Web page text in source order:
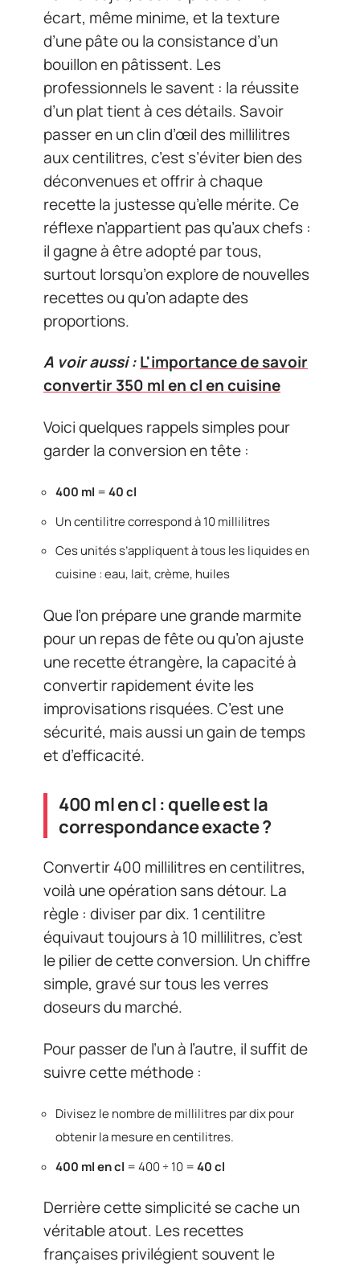
écart, même minime, et la texture
d’une pâte ou la consistance d’un
bouillon en pâtissent. Les
professionnels le savent : la réussite
d’un plat tient à ces détails. Savoir
passer en un clin d’œil des millilitres
aux centilitres, c’est s’éviter bien des
déconvenues et offrir à chaque
recette la justesse qu’elle mérite. Ce
réflexe n’appartient pas qu’aux chefs :
il gagne à être adopté par tous,
surtout lorsqu’on explore de nouvelles
recettes ou qu’on adapte des
proportions.
A voir aussi :L'importance de savoir
convertir 350 ml en cl en cuisine
Voici quelques rappels simples pour
garder la conversion en tête :
400 ml =40 cl
Un centilitre correspond à 10 millilitres
Ces unités s’appliquent à tous les liquides en
cuisine : eau, lait, crème, huiles
Que l’on prépare une grande marmite
pour un repas de fête ou qu’on ajuste
une recette étrangère, la capacité à
convertir rapidement évite les
improvisations risquées. C’est une
sécurité, mais aussi un gain de temps
et d’efficacité.
400 ml en cl : quelle est la
correspondance exacte ?
Convertir 400 millilitres en centilitres,
voilà une opération sans détour. La
règle : diviser par dix. 1 centilitre
équivaut toujours à 10 millilitres, c’est
le pilier de cette conversion. Un chiffre
simple, gravé sur tous les verres
doseurs du marché.
Pour passer de l’un à l’autre, il suffit de
suivre cette méthode :
Divisez le nombre de millilitres par dix pour
obtenir la mesure en centilitres.
400 ml en cl = 400 ÷ 10 =40 cl
Derrière cette simplicité se cache un
véritable atout. Les recettes
françaises privilégient souvent le